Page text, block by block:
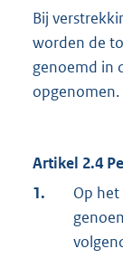
Bij
worden de
genoemd in
opgenomen.
Artikel 2.4
1.
Op